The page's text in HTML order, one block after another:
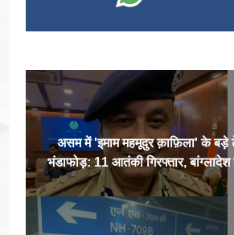
असम में 'इमाम महमूदुर क़ाफ़िला' के बड़े
भंडाफोड़: 11 आतंकी गिरफ्तार, बांग्लादेश
सक्रिय हुए थे स्लीपर सेल